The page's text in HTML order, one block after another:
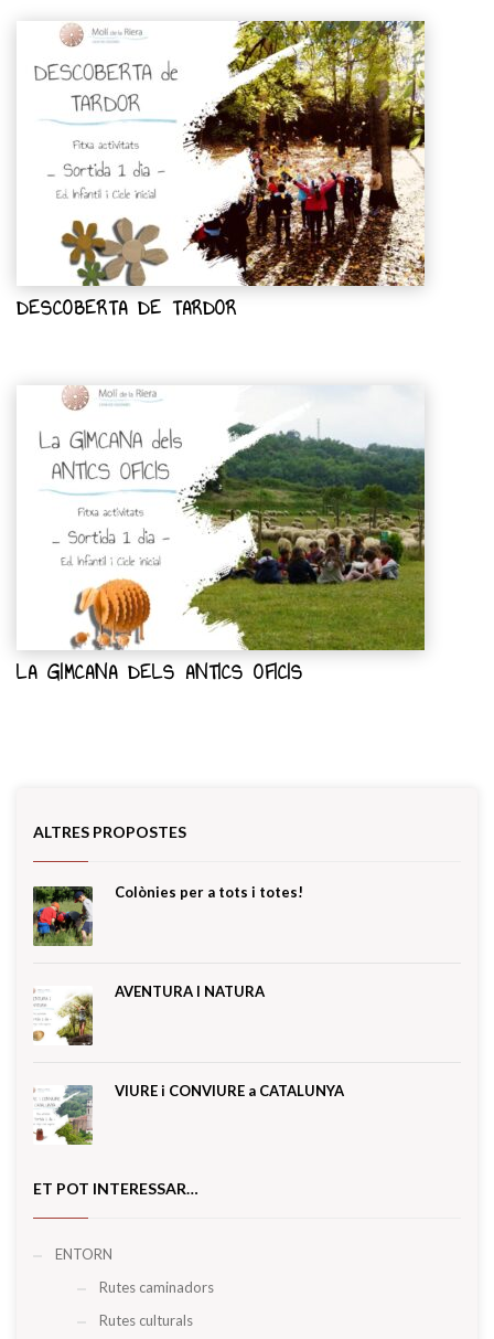
DESCOBERTA DE TARDOR
LA GIMCANA DELS ANTICS OFICIS
ALTRES PROPOSTES
Colònies per a tots i totes!
AVENTURA I NATURA
VIURE i CONVIURE a CATALUNYA
ET POT INTERESSAR…
ENTORN
Rutes caminadors
Rutes culturals